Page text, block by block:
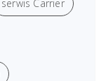
serwis Carrier